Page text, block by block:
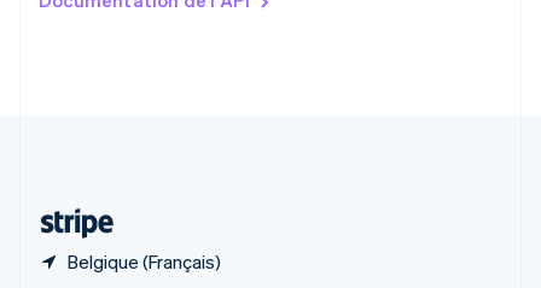
Belgique (Français)
English